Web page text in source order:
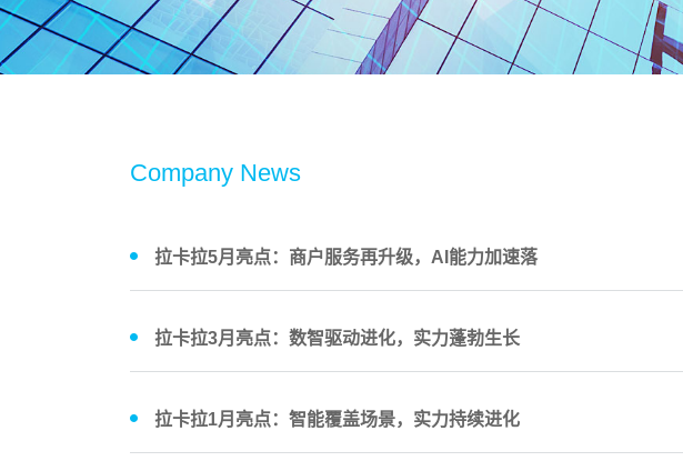
Company News
拉卡拉5月亮点：商户服务再升级，AI能力加速落
拉卡拉3月亮点：数智驱动进化，实力蓬勃生长
拉卡拉1月亮点：智能覆盖场景，实力持续进化